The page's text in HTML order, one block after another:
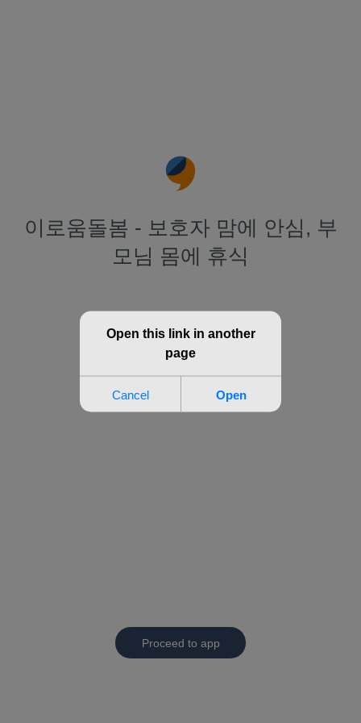
이로움돌봄 - 보호자 맘에 안심, 부
모님 몸에 휴식
Proceed to app